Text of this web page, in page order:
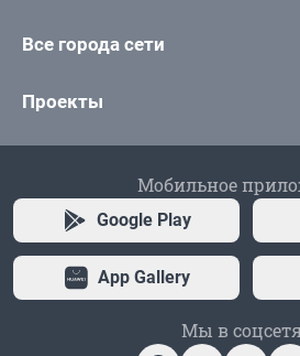
Все города сети
Проекты
Мобильное
Google Play
App Gallery
Мы в